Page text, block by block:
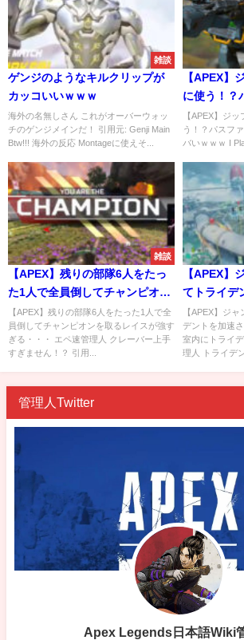
雑談
ゲンジのようなキルクリップが
カッコいいｗｗｗ
海外の名無しさん これがオーバーウォッ
チのゲンジメインだ！ 引用元: Genji Main
Btw!!! 海外の反応 Montageに使えそ...
【APEX】
に使う！？
極めた動
【APEX】ジ
う！？パスフ
バいｗｗｗ I
雑談
【APEX】残りの部隊6人をたっ
た1人で全員倒してチャンピオン
を取るレイスが強すぎる・・・
【APEX】残りの部隊6人をたった1人で全
員倒してチャンピオンを取るレイスが強す
ぎる・・・ エペ速管理人 クレーバー上手
すぎません！？ 引用...
【APEX】
てトライデ
果・・・→
イデント登
【APEX】ジ
デントを加速
室内にトライ
理人 トライデ
管理人Twitter
Apex Legends日本語Wiki